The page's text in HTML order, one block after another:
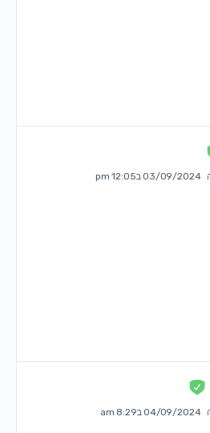
03/09/2024 ב12:05 pm
04/09/2024 ב8:29 am